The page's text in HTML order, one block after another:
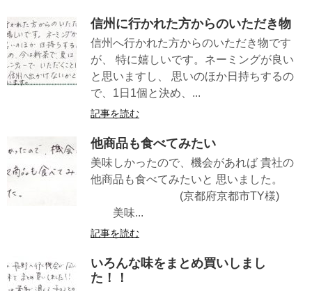
信州に行かれた方からのいただき物
信州へ行かれた方からのいただき物です
が、 特に嬉しいです。ネーミングが良い
と思いますし、 思いのほか日持ちするの
で、1日1個と決め、...
記事を読む
他商品も食べてみたい
美味しかったので、機会があれば 貴社の
他商品も食べてみたいと 思いました。
(京都府京都市TY様)
美味...
記事を読む
いろんな味をまとめ買いしまし
た！！